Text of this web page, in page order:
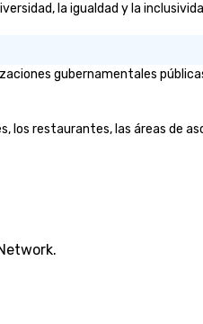
la igualdad y la
gubernamentales
los restaurantes, las áreas de